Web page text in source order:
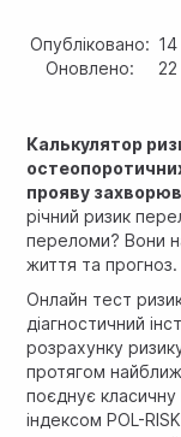
Опубліковано: 14
Оновлено:
22
Калькулятор
прояву
річний ризик
переломи? Вони
життя та прогноз.
Онлайн тест
діагностичний
розрахунку
протягом
поєднує
індексом POL-